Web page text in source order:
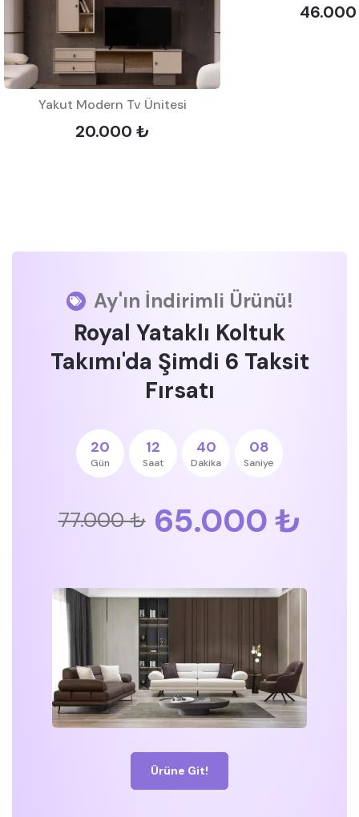
Yakut Modern Tv Ünitesi
20.000 ₺
Ay'ın İndirimli Ürünü!
Royal Yataklı Koltuk
Takımı'da Şimdi 6 Taksit
Fırsatı
20
Gün
12
Saat
40
Dakika
08
Saniye
77.000 ₺ 65.000 ₺
Ürüne Git!